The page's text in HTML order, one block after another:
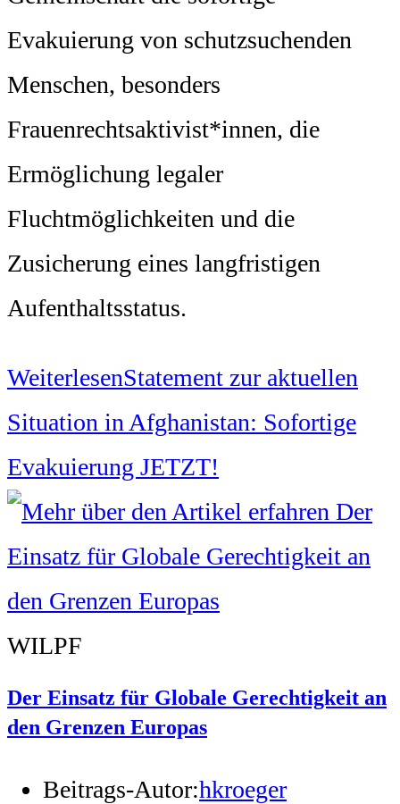
Evakuierung von schutzsuchenden
Menschen, besonders
Frauenrechtsaktivist*innen, die
Ermöglichung legaler
Fluchtmöglichkeiten und die
Zusicherung eines langfristigen
Aufenthaltsstatus.
WeiterlesenStatement zur aktuellen
Situation in Afghanistan: Sofortige
Evakuierung JETZT!
WILPF
Der Einsatz für Globale Gerechtigkeit an
den Grenzen Europas
Beitrags-Autor:hkroeger